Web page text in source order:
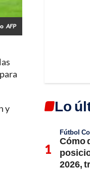
AFP
y Lo
Fútbol
Cómo
2026,